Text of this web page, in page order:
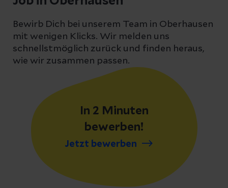
Bewirb Dich bei unserem Team in Oberhausen
mit wenigen Klicks. Wir melden uns
schnellstmöglich zurück und finden heraus,
wie wir zusammen passen.
In 2 Minuten
bewerben!
Jetzt bewerben